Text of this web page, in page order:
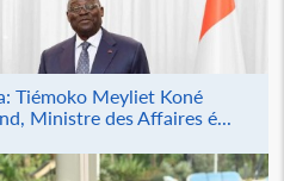
Tiémoko Meyliet Koné
Ministre des Affaires é...